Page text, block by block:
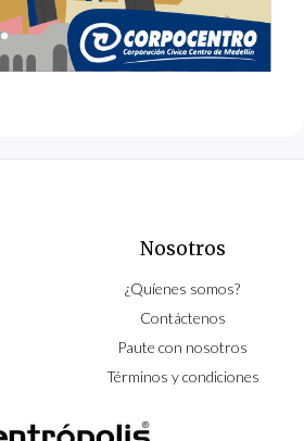
Nosotros
¿Quíenes somos?
Contáctenos
Paute con nosotros
Términos y condiciones